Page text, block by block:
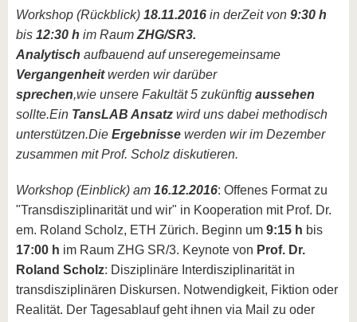
Workshop (Rückblick) 18.11.2016 in derZeit von 9:30 h
bis 12:30 h im Raum ZHG/SR3.
Analytisch aufbauend auf unseregemeinsame
Vergangenheitwerden wir darüber
sprechen,wie unsere Fakultät 5 zukünftig aussehen
sollte.Ein TansLAB Ansatz wird uns dabei methodisch
unterstützen.Die Ergebnisse werden wir im Dezember
zusammen mit Prof. Scholz diskutieren.
Workshop (Einblick) am 16.12.2016: Offenes Format zu
"Transdisziplinarität und wir" in Kooperation mit Prof. Dr.
em. Roland Scholz, ETH Zürich. Beginn um 9:15 h bis
17:00 h im Raum ZHG SR/3. Keynote von Prof. Dr.
Roland Scholz: Disziplinäre Interdisziplinarität in
transdisziplinären Diskursen. Notwendigkeit, Fiktion oder
Realität. Der Tagesablauf geht ihnen via Mail zu oder